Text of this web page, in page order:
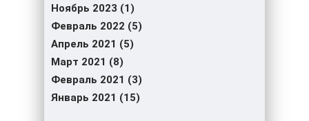
Ноябрь 2023 (1)
Февраль 2022 (5)
Апрель 2021 (5)
Март 2021 (8)
Февраль 2021 (3)
Январь 2021 (15)